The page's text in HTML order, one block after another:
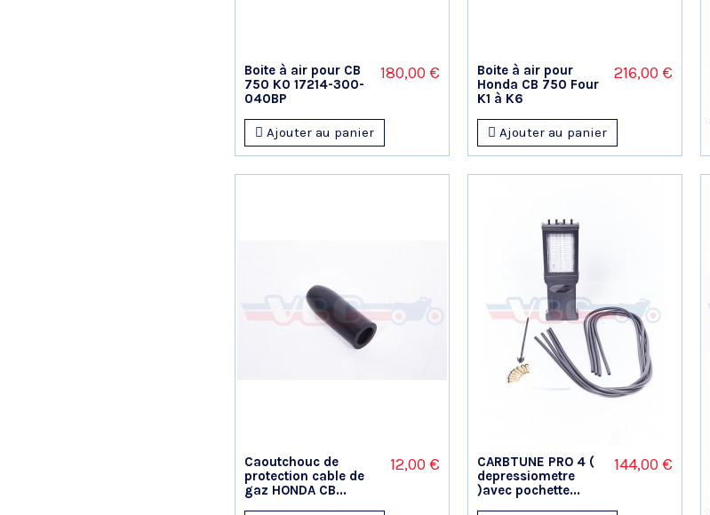
Boite à air pour CB
750 K0 17214-300-
040BP
180,00 €
Ajouter au panier
Boite à air pour
Honda CB 750 Four
K1 à K6
216,00 €
Ajouter au panier
Caoutchouc de
protection cable de
gaz HONDA CB...
12,00 €
CARBTUNE PRO 4 (
depressiometre
)avec pochette...
144,00 €